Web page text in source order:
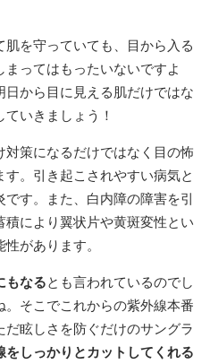
を守っていても、目から入る
ってはもったいないですよ
から目に見える肌だけではな
いきましょう！
策になるだけではなく目の怖
。引き起こされやすい病気と
す。また、白内障の障害を引
により翼状片や黄斑変性とい
があります。
もなるとも言われているのでし
そこでこれからの紫外線本番
眩しさを防ぐだけのサングラ
をしっかりとカットしてくれる